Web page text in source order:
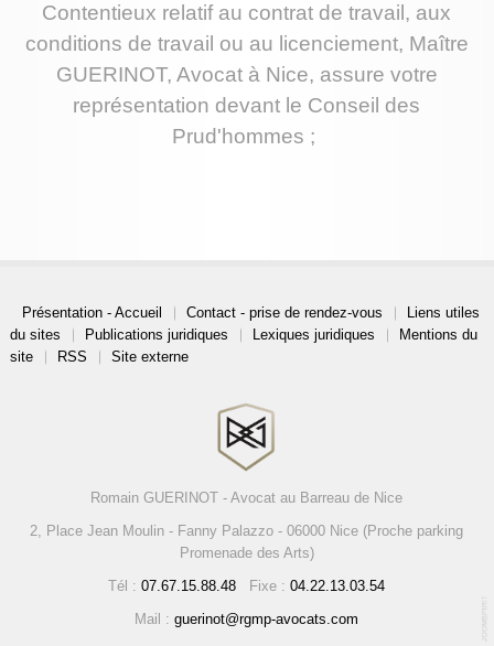
Contentieux relatif au contrat de travail, aux
conditions de travail ou au licenciement, Maître
GUERINOT, Avocat à Nice, assure votre
représentation devant le Conseil des
Prud'hommes ;
Présentation - Accueil Contact - prise de rendez-vous
Liens utiles
du sites
Publications juridiques Lexiques juridiques
Mentions du
site
RSS Site externe
Romain GUERINOT - Avocat au Barreau de Nice
2, Place Jean Moulin - Fanny Palazzo - 06000 Nice (Proche parking
Promenade des Arts)
Tél :07.67.15.88.48 Fixe :04.22.13.03.54
Mail :guerinot@rgmp-avocats.com